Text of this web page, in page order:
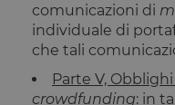
comunicazioni di
individuale di
che tali
Parte V,
crowdfunding: in